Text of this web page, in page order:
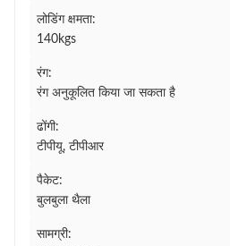
लोडिंग क्षमता:
140kgs
रंग:
रंग अनुकूलित किया जा सकता है
ढोंगी:
टीपीयू, टीपीआर
पैकेट:
बुलबुला थैला
सामग्री: